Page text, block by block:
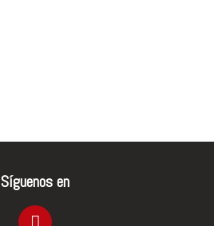
Síguenos en